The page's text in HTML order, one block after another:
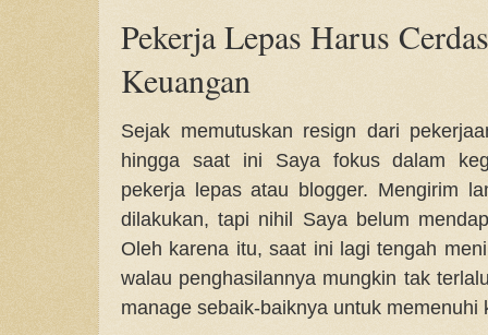
Pekerja Lepas Harus
Keuangan
Sejak memutuskan resign dari
hingga saat ini Saya fokus dalam
pekerja lepas atau blogger. Mengirim
dilakukan, tapi nihil Saya belum
Oleh karena itu, saat ini lagi tengah
walau penghasilannya mungkin tak
manage sebaik-baiknya untuk memenuhi